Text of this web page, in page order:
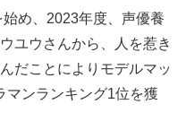
め、2023年度、声優養
ユウさんから、人を惹き
だことによりモデルマッ
マンランキング1位を獲